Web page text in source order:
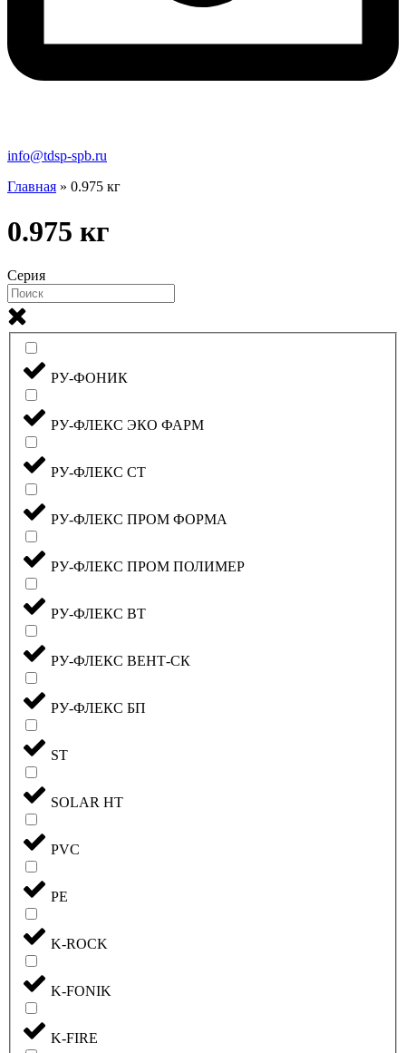
info@tdsp-spb.ru
Главная » 0.975 кг
0.975 кг
Серия
РУ-ФОНИК
РУ-ФЛЕКС ЭКО ФАРМ
РУ-ФЛЕКС СТ
РУ-ФЛЕКС ПРОМ ФОРМА
РУ-ФЛЕКС ПРОМ ПОЛИМЕР
РУ-ФЛЕКС ВТ
РУ-ФЛЕКС ВЕНТ-СК
РУ-ФЛЕКС БП
ST
SOLAR HT
PVC
PE
K-ROCK
K-FONIK
K-FIRE